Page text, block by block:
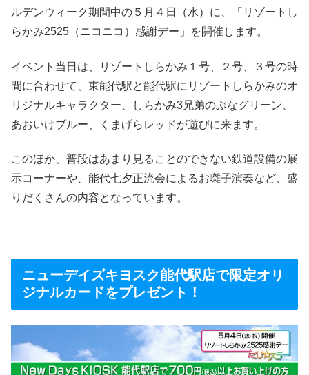
ルデンウィーク期間中の５月４日（水）に、「リゾートし
らかみ2525（ニコニコ）感謝デー」を開催します。
イベント当日は、リゾートしらかみ１号、２号、３号の時
間に合わせて、東能代駅と能代駅にリゾートしらかみのオ
リジナルキャラクター、しらかみ3兄弟のぶなグリーン、
あおいけブルー、くまげらレッドが遊びに来ます。
このほか、普段はあまり見ることのできない鉄道設備の展
示コーナーや、能代七夕正流会によるお囃子演奏など、盛
りだくさんの内容となっています。
ニューデイズキヨスク能代駅店で限定オリ
ジナルカードをプレゼント！